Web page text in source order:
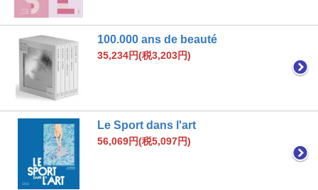
100.000 ans de beauté
35,234円(税3,203円)
Le Sport dans l'art
56,069円(税5,097円)